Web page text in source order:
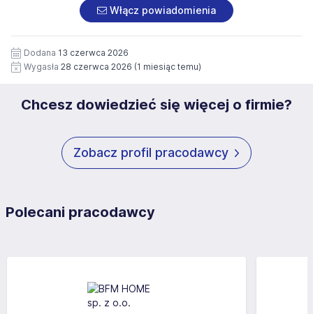
pod numerem 33 816 64 09 lub pisemnie na adres
siedziby administratora.
https://www.workprofit.pl/klauzula-informacyjna.html
załączonych dokumentach aplikacyjnych (w tym
wizerunku), na potrzeby przyszłych rekrutacji przez okres
12 miesięcy. Zgoda jest dobrowolna i może być w każdym
czasie wycofana.
Włącz powiadomienia
Dodana 13 czerwca 2026
Wygasła 28 czerwca 2026 (1 miesiąc temu)
Chcesz dowiedzieć się więcej o firmie?
Zobacz profil pracodawcy
Polecani pracodawcy